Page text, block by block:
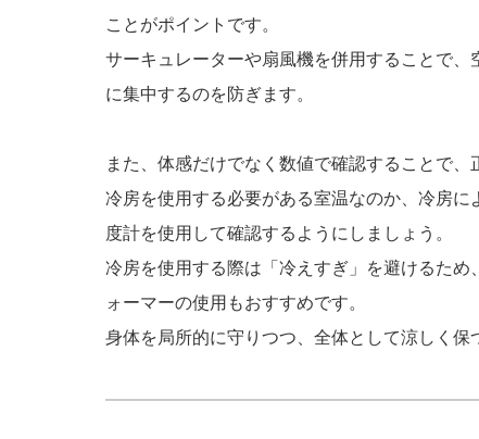
ことがポイントです。
サーキュレーターや扇風機を併用することで
に集中するのを防ぎます。
また、体感だけでなく数値で確認することで、
冷房を使用する必要がある室温なのか、冷房
度計を使用して確認するようにしましょう。
冷房を使用する際は「冷えすぎ」を避けるた
ォーマーの使用もおすすめです。
身体を局所的に守りつつ、全体として涼しく保